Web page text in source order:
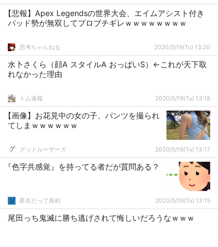
【悲報】Apex Legendsの世界大会、エイムアシスト付き
パッド勢が無双してプロブチギレｗｗｗｗｗｗｗｗ
思考ちゃんねる 2020/5/19(Tu) 13:20
水卜さくら（顔A スタイルA おっぱいS）←これが天下取
れなかった理由
トム速報 2020/5/19(Tu) 13:18
【画像】お花見中の女の子、パンツを撮られ
てしまｗｗｗｗｗｗ
グッドルーザーズ 2020/5/19(Tu) 13:17
『色字共感覚』を持ってる者だが質問ある？
匿名だって真剣 2020/5/19(Tu) 13:15
尾田っち鬼滅に勝ち逃げされて悔しいだろうなｗｗｗ